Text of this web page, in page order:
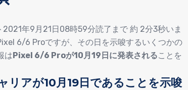
年9月21日08時59分読了まで 約 2分3秒いま
6/6 Proですが、その日を示唆するいくつかの
はPixel 6/6 Proが10月19日に発表されることを
リアが10月19日であることを示唆